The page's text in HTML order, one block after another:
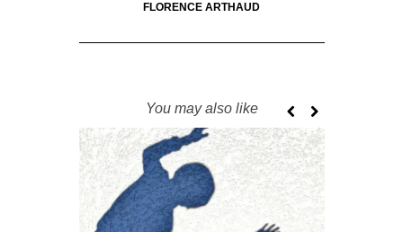
FLORENCE ARTHAUD
You may also like